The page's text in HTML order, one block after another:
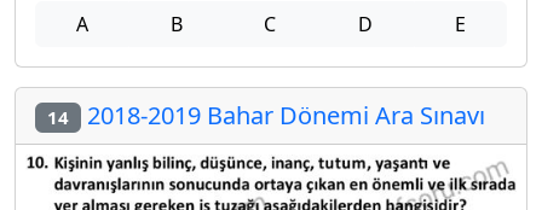
A B C D E
14 2018-2019 Bahar Dönemi Ara Sınavı